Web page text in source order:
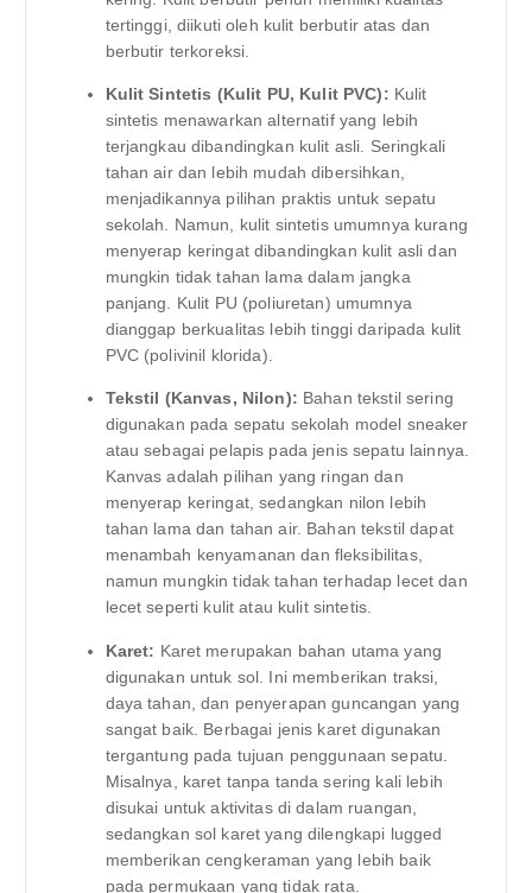
tertinggi, diikuti oleh kulit berbutir atas dan
berbutir terkoreksi.
Kulit Sintetis (Kulit PU, Kulit PVC): Kulit
sintetis menawarkan alternatif yang lebih
terjangkau dibandingkan kulit asli. Seringkali
tahan air dan lebih mudah dibersihkan,
menjadikannya pilihan praktis untuk sepatu
sekolah. Namun, kulit sintetis umumnya kurang
menyerap keringat dibandingkan kulit asli dan
mungkin tidak tahan lama dalam jangka
panjang. Kulit PU (poliuretan) umumnya
dianggap berkualitas lebih tinggi daripada kulit
PVC (polivinil klorida).
Tekstil (Kanvas, Nilon): Bahan tekstil sering
digunakan pada sepatu sekolah model sneaker
atau sebagai pelapis pada jenis sepatu lainnya.
Kanvas adalah pilihan yang ringan dan
menyerap keringat, sedangkan nilon lebih
tahan lama dan tahan air. Bahan tekstil dapat
menambah kenyamanan dan fleksibilitas,
namun mungkin tidak tahan terhadap lecet dan
lecet seperti kulit atau kulit sintetis.
Karet: Karet merupakan bahan utama yang
digunakan untuk sol. Ini memberikan traksi,
daya tahan, dan penyerapan guncangan yang
sangat baik. Berbagai jenis karet digunakan
tergantung pada tujuan penggunaan sepatu.
Misalnya, karet tanpa tanda sering kali lebih
disukai untuk aktivitas di dalam ruangan,
sedangkan sol karet yang dilengkapi lugged
memberikan cengkeraman yang lebih baik
pada permukaan yang tidak rata.